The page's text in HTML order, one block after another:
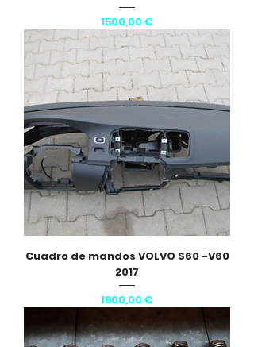
Precio
1500,00 €
Cuadro de mandos VOLVO S60 -V60
2017
Precio
1900,00 €